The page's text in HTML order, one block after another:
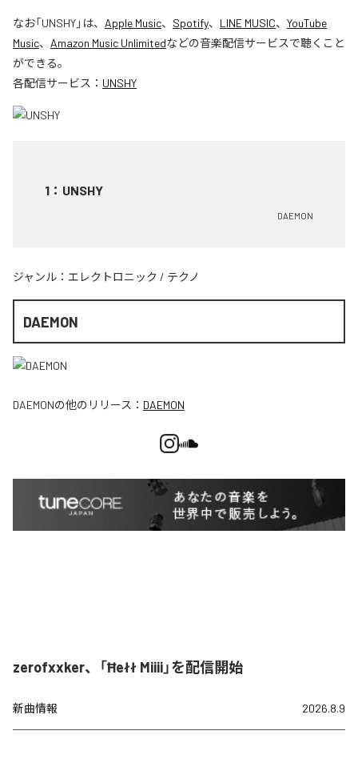
なお「UNSHY」は、 Apple Music、 Spotify、 LINE MUSIC、 YouTube
Music、 Amazon Music Unlimitedなどの音楽配信サービスで聴くこと
ができる。
各配信サービス： UNSHY
1 ： UNSHY
DAEMON
ジャンル： エレクトロニック / テクノ
DAEMON
DAEMONの他のリリース： DAEMON
zerofxxker、「Ħełł Miiii」を配信開始
新曲情報 2026.8.9